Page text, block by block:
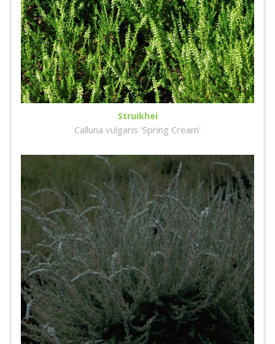
Struikhei
Calluna vulgaris 'Spring Cream'